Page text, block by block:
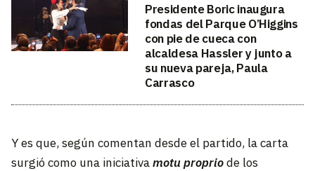
Presidente Boric inaugura
fondas del Parque O’Higgins
con pie de cueca con
alcaldesa Hassler y junto a
su nueva pareja, Paula
Carrasco
Y es que, según comentan desde el partido, la carta
surgió como una iniciativamotu propriode los